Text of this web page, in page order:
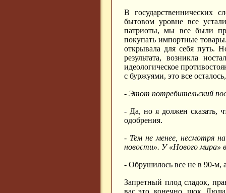
В государственнических
бытовом уровне все
патриоты, мы все были
покупать импортные
открывала для себя путь.
результата, возникла
идеологическое
с буржуями, это все
- Этот потребительский
- Да, но я должен сказать,
одобрения.
- Тем не менее, несмотря
новости». У «Нового мира»
- Обрушилось все не в 90-м,
Запретный плод сладок,